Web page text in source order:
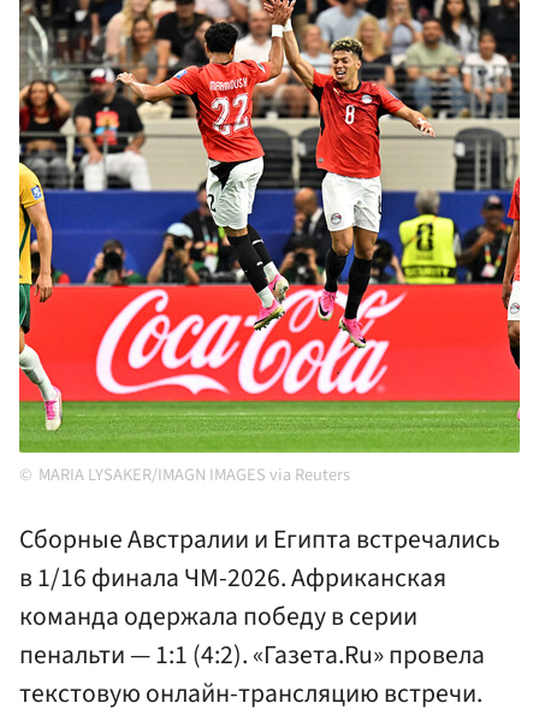
MARIA LYSAKER/IMAGN IMAGES via Reuters
Сборные Австралии и Египта встречались
в 1/16 финала ЧМ-2026. Африканская
команда одержала победу в серии
пенальти — 1:1 (4:2). «Газета.Ru» провела
текстовую онлайн-трансляцию встречи.